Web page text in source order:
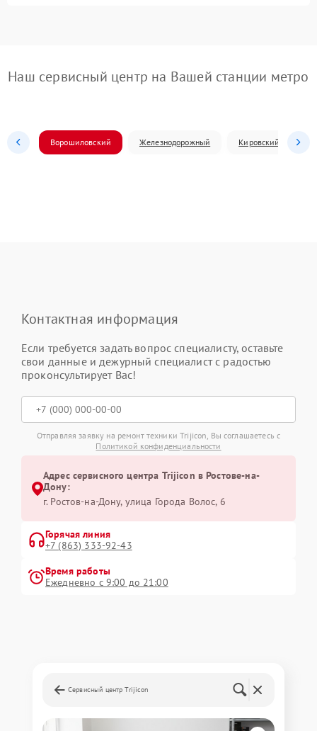
Наш сервисный центр на Вашей станции метро
Ворошиловский Железнодорожный Кировский
Контактная информация
Если требуется задать вопрос специалисту, оставьте
свои данные и дежурный специалист с радостью
проконсультирует Вас!
Отправляя заявку на ремонт техники Trijicon, Вы соглашаетесь с
Политикой конфиденциальности
Адрес сервисного центра Trijicon в Ростове-на-
Дону:
г. Ростов-на-Дону, улица Города Волос, 6
Горячая линия
+7 (863) 333-92-43
Время работы
Ежедневно с 9:00 до 21:00
Сервисный центр Trijicon